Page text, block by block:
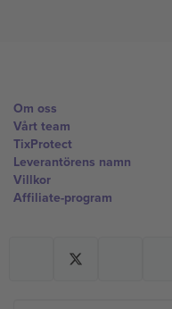
Om oss
Vårt team
TixProtect
Leverantörens namn
Villkor
Affiliate-program